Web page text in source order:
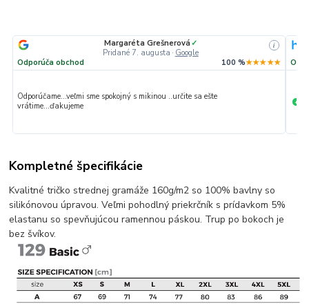
Margaréta Grešnerová ✓
Pridané 7. augusta · Google
i
Odporúča obchod 100 %★★★★★
Odporúčame...veľmi sme spokojný s mikinou ..určite sa ešte
vrátime...ďakujeme
+
Kompletné špecifikácie
Kvalitné tričko strednej gramáže 160g/m2 so 100% bavlny so
silikónovou úpravou. Veľmi pohodlný priekrčník s prídavkom 5%
elastanu so spevňujúcou ramennou páskou. Trup po bokoch je
bez švíkov.